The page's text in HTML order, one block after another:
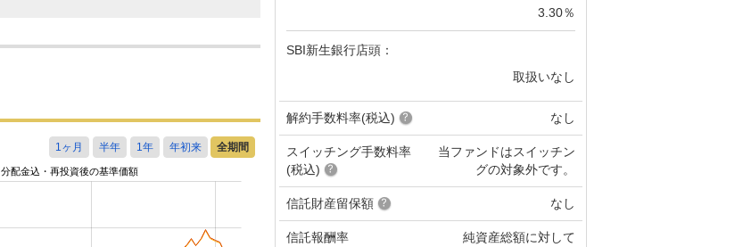
分配金込・再投資後の基準価額
3.30％
SBI新生銀行店頭：
取扱いなし
解約手数料率(税込) なし
スイッチング手数料率
(税込)
当ファンドはスイッチン
グの対象外です。
信託財産留保額 なし
信託報酬率
純資産総額に対して